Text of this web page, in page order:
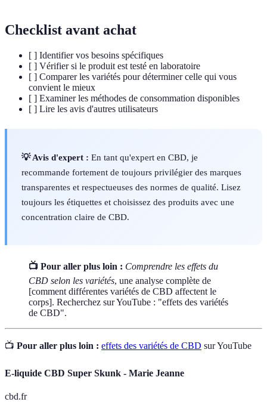
Checklist avant achat
[ ] Identifier vos besoins spécifiques
[ ] Vérifier si le produit est testé en laboratoire
[ ] Comparer les variétés pour déterminer celle qui vous
convient le mieux
[ ] Examiner les méthodes de consommation disponibles
[ ] Lire les avis d'autres utilisateurs
💡 Avis d'expert : En tant qu'expert en CBD, je
recommande fortement de toujours privilégier des marques
transparentes et respectueuses des normes de qualité. Lisez
toujours les étiquettes et choisissez des produits avec une
concentration claire de CBD.
📺 Pour aller plus loin : Comprendre les effets du
CBD selon les variétés, une analyse complète de
[comment différentes variétés de CBD affectent le
corps]. Recherchez sur YouTube : "effets des variétés
de CBD".
📺 Pour aller plus loin : effets des variétés de CBD sur YouTube
E-liquide CBD Super Skunk - Marie Jeanne
cbd.fr